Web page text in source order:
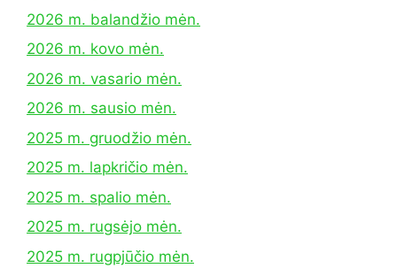
2026 m. balandžio mėn.
2026 m. kovo mėn.
2026 m. vasario mėn.
2026 m. sausio mėn.
2025 m. gruodžio mėn.
2025 m. lapkričio mėn.
2025 m. spalio mėn.
2025 m. rugsėjo mėn.
2025 m. rugpjūčio mėn.